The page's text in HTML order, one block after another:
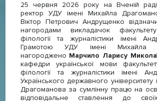
25 червня 2026 року на Вченій раді
ректор УДУ імені Михайла
Віктор Петрович Андрущенко
нагородами викладачок факультету
філології та журналістики імені
Грамотою УДУ імені Михайла
нагороджено Марчило Ларису
кафедри української мови
філології та журналістики імені
Українського державного університету
Драгоманова за сумлінну працю на
відповідальне ставлення до